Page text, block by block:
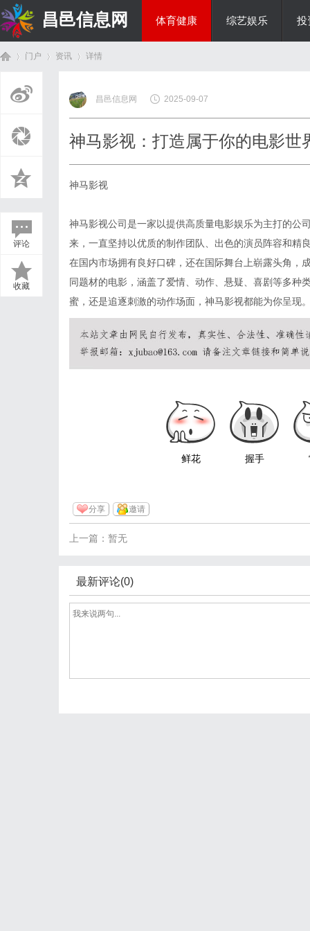
昌邑信息网 体育健康 综艺娱乐 投
门户 资讯
›
详情
评论
收藏
昌邑信息网 2025-09-07
神马影视：打造属于你的电影世
神马影视
神马影视公司是一家以提供高质量电影娱乐为主打的公
来，一直坚持以优质的制作团队、出色的演员阵容和精
在国内市场拥有良好口碑，还在国际舞台上崭露头角，
同题材的电影，涵盖了爱情、动作、悬疑、喜剧等多种
蜜，还是追逐刺激的动作场面，神马影视都能为你呈现
鲜花 握手
分享 邀请
上一篇：暂无
最新评论(0)